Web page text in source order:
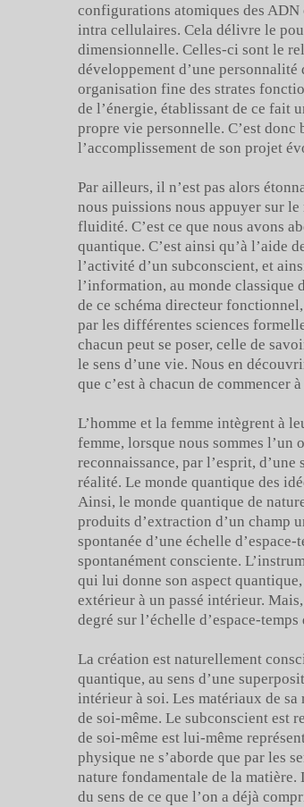
configurations atomiques des
intra cellulaires. Cela délivre le
dimensionnelle. Celles-ci sont le
développement d’une
organisation fine des strates
de l’énergie, établissant de ce fait
propre vie personnelle. C’est
l’accomplissement de son projet
Par ailleurs, il n’est pas alors
nous puissions nous appuyer sur
fluidité. C’est ce que nous avons
quantique. C’est ainsi qu’à l’aide
l’activité d’un subconscient, et
l’information, au monde classique
de ce schéma directeur
par les différentes sciences
chacun peut se poser, celle de
le sens d’une vie. Nous en
que c’est à chacun de commencer
L’homme et la femme intègrent à
femme, lorsque nous sommes l’un
reconnaissance, par l’esprit,
réalité. Le monde quantique des
Ainsi, le monde quantique de
produits d’extraction d’un champ
spontanée d’une échelle
spontanément consciente.
qui lui donne son aspect
extérieur à un passé intérieur.
degré sur l’échelle d’espace-
La création est naturellement
quantique, au sens d’une
intérieur à soi. Les matériaux de sa
de soi-même. Le subconscient est
de soi-même est lui-même
physique ne s’aborde que par les
nature fondamentale de la
du sens de ce que l’on a déjà